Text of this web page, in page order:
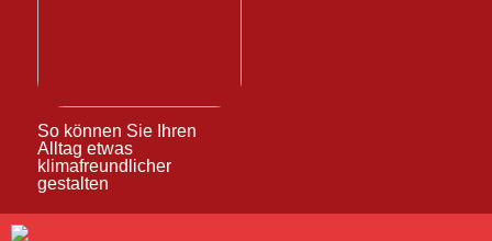
So können Sie Ihren
Alltag etwas
klimafreundlicher
gestalten